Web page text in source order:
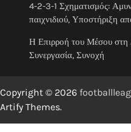
4-2-3-1 Σχηματισμός:
παιχνιδιού, Υποστήριξη
Η Επιρροή του Μέσου στη
Συνεργασία, Συνοχή
Copyright © 2026
Artify Themes.